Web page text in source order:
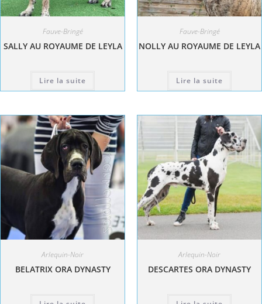
Fauve-Bringé
SALLY AU ROYAUME DE LEYLA
Lire la suite
Fauve-Bringé
NOLLY AU ROYAUME DE LEYLA
Lire la suite
Arlequin-Noir
BELATRIX ORA DYNASTY
Arlequin-Noir
DESCARTES ORA DYNASTY